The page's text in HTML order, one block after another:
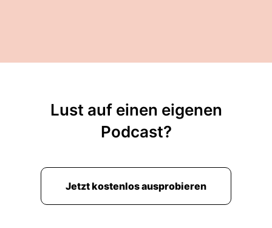
Lust auf einen eigenen
Podcast?
Jetzt kostenlos ausprobieren